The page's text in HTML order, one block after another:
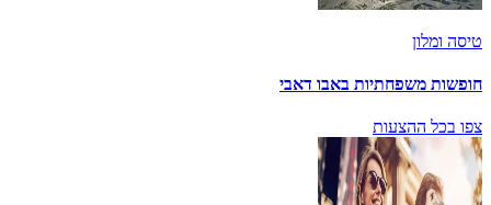
טיסה ומלון
חופשות משפחתיות באבו דאבי
צפו בכל ההצעות